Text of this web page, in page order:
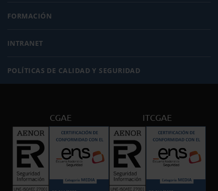
FORMACIÓN
INTRANET
POLÍTICAS DE CALIDAD Y SEGURIDAD
CGAE ITCGAE